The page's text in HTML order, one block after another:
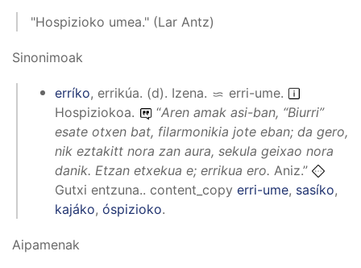
"Hospizioko umea." (Lar Antz)
Sinonimoak
erríko, errikúa. (d). Izena. erri-ume.
Hospiziokoa.
“Aren amak asi-ban, “Biurri”
esate otxen bat, filarmonikia jote eban; da gero,
nik eztakitt nora zan aura, sekula geixao nora
danik. Etzan etxekua e; errikua ero. Aniz.”
Gutxi entzuna.. content_copy erri-ume, sasíko,
kajáko, óspizioko.
Aipamenak